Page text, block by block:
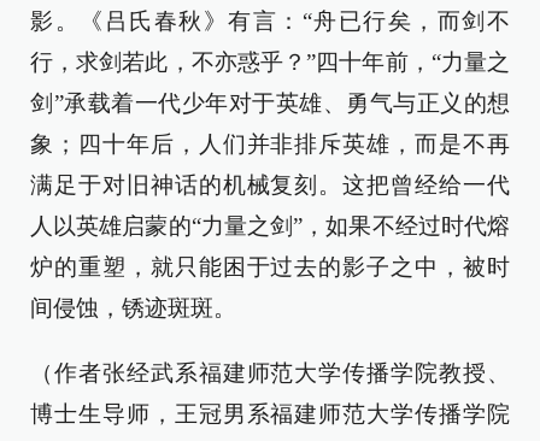
影。《吕氏春秋》有言：“舟已行矣，而剑不
行，求剑若此，不亦惑乎？”四十年前，“力量之
剑”承载着一代少年对于英雄、勇气与正义的想
象；四十年后，人们并非排斥英雄，而是不再
满足于对旧神话的机械复刻。这把曾经给一代
人以英雄启蒙的“力量之剑”，如果不经过时代熔
炉的重塑，就只能困于过去的影子之中，被时
间侵蚀，锈迹斑斑。
（作者张经武系福建师范大学传播学院教授、
博士生导师，王冠男系福建师范大学传播学院